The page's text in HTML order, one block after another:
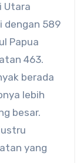
Utara
589
Papua
463.
berada
lebih
besar.
yang